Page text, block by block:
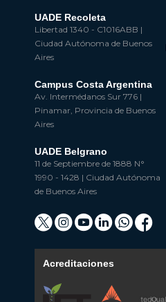
UADE Recoleta
Libertad 1340 - C1016ABB |
Ciudad Autónoma de Buenos
Aires
Campus Costa Argentina
Av. Intermédanos Sur 776 |
Pinamar, Provincia de Buenos
Aires
UADE Belgrano
11 de Septiembre de 1888 N°
1990 - 1428 | Ciudad Autónoma
de Buenos Aires
Acreditaciones